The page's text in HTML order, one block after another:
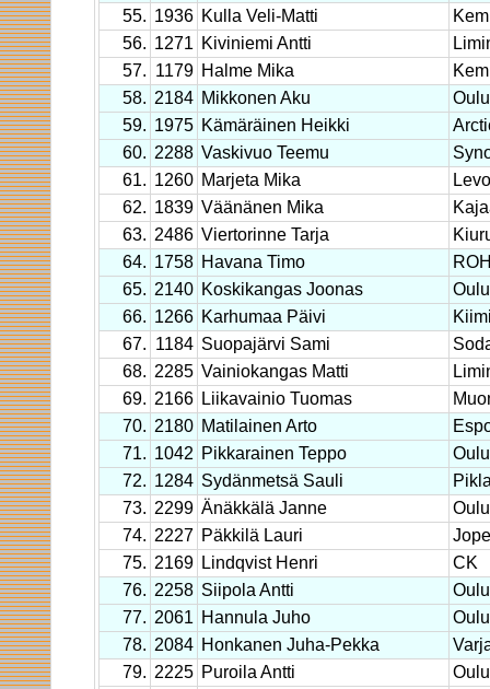
55. 1936 Kulla Veli-Matti
56. 1271 Kiviniemi Antti
57. 1179 Halme Mika
58. 2184 Mikkonen Aku
Oulu
59. 1975 Kämäräinen Heikki
60. 2288 Vaskivuo Teemu
61. 1260 Marjeta Mika
62. 1839 Väänänen Mika
63. 2486 Viertorinne Tarja
64. 1758 Havana Timo
65. 2140 Koskikangas Joonas
Oulu
66. 1266 Karhumaa Päivi
67. 1184 Suopajärvi Sami
68. 2285 Vainiokangas Matti
69. 2166 Liikavainio Tuomas
70. 2180 Matilainen Arto
71. 1042 Pikkarainen Teppo
Oulu
72. 1284 Sydänmetsä Sauli
73. 2299 Änäkkälä Janne
Oulu
74. 2227 Päkkilä Lauri
75. 2169 Lindqvist Henri
CK
76. 2258 Siipola Antti
Oulu
77. 2061 Hannula Juho
78. 2084 Honkanen Juha-Pekka
79. 2225 Puroila Antti
Oulu